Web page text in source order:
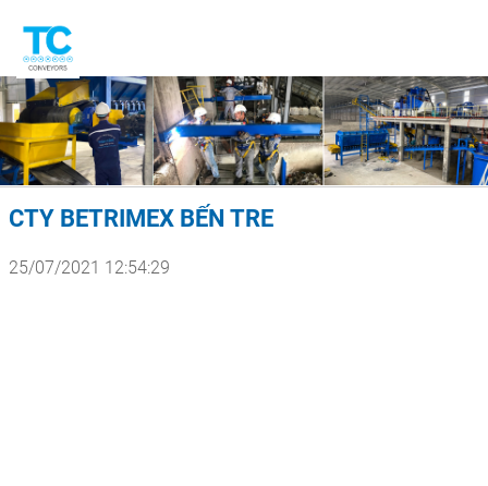
CTY BETRIMEX BẾN TRE
25/07/2021 12:54:29